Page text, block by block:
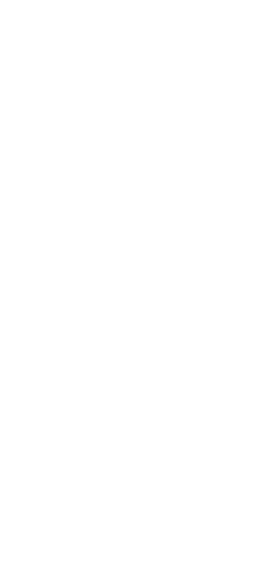
korzystamy z technologii,
i/lub uzyskiwania
Zgoda na te technologie
jak zachowanie podczas